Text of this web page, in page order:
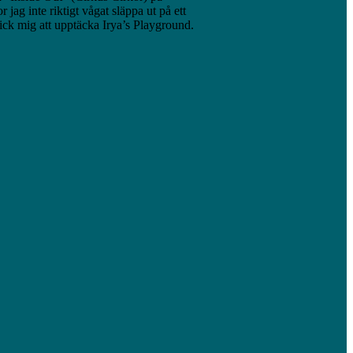
jag inte riktigt vågat släppa ut på ett
mig att upptäcka Irya’s Playground.